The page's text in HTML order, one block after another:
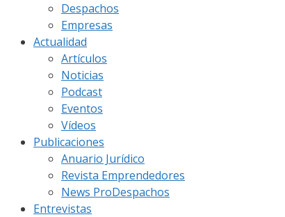
Despachos
Empresas
Actualidad
Artículos
Noticias
Podcast
Eventos
Vídeos
Publicaciones
Anuario Jurídico
Revista Emprendedores
News ProDespachos
Entrevistas